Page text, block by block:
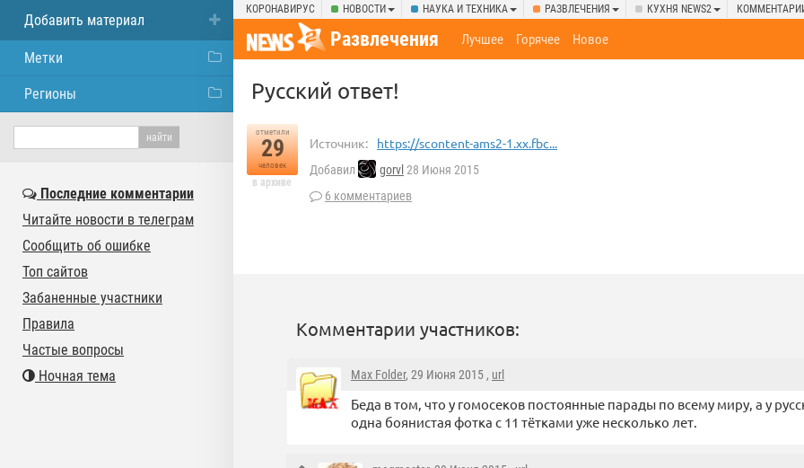
КОРОНАВИРУС НОВОСТИ НАУКА И ТЕХНИКА РАЗВЛЕЧЕНИЯ КУХНЯ NEWS2
Развлечения Лучшее Горячее Новое
Русский ответ!
отметили
29
человек
в архиве
Источник: https://scontent-ams2-1.xx.fbc...
Добавил gorvl 28 Июня 2015
6 комментариев
Комментарии участников:
Max Folder, 29 Июня 2015 , url
Беда в том, что у гомосеков постоянные парады по всему миру, а у
одна боянистая фотка с 11 тётками уже несколько лет.
Добавить материал
Метки
Регионы
Последние комментарии
Читайте новости в телеграм
Сообщить об ошибке
Топ сайтов
Забаненные участники
Правила
Частые вопросы
Ночная тема